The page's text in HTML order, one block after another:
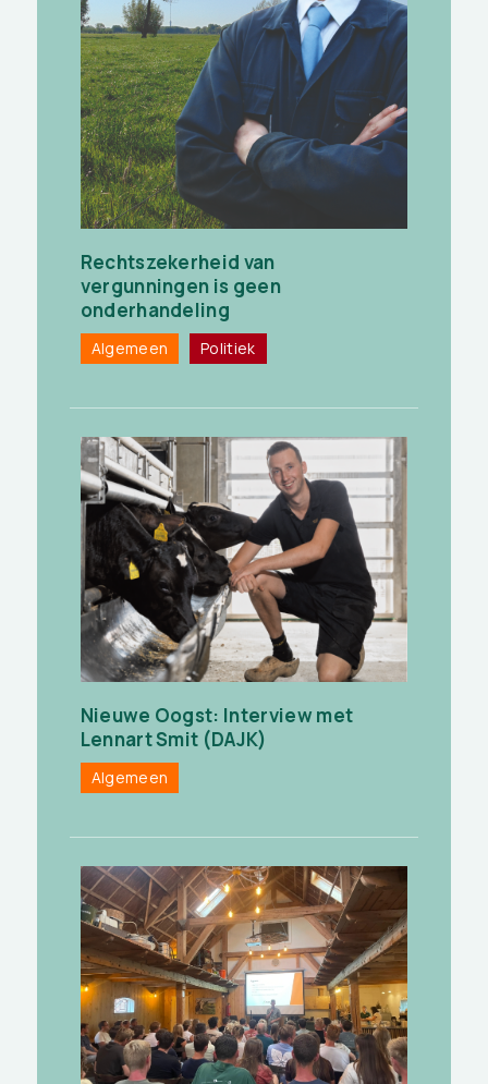
Rechtszekerheid van
vergunningen is geen
onderhandeling
Algemeen Politiek
Nieuwe Oogst: Interview met
Lennart Smit (DAJK)
Algemeen